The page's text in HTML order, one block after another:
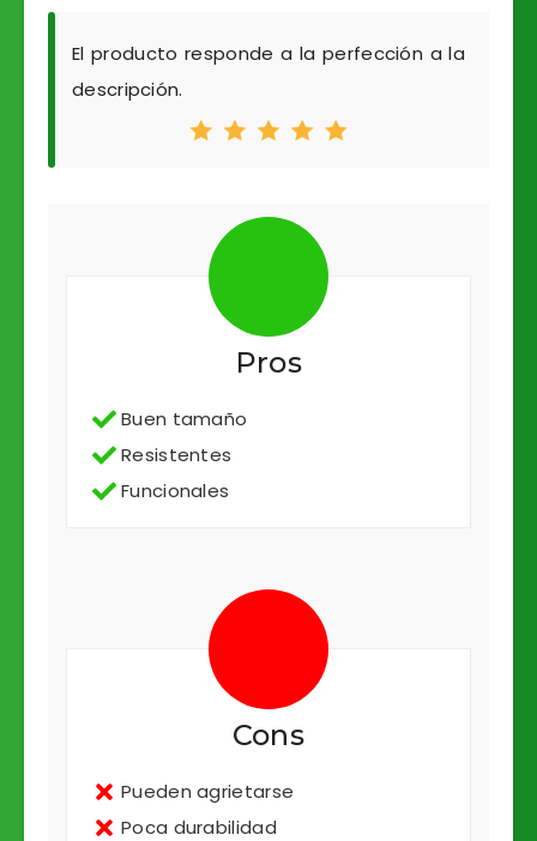
El producto responde a la perfección a la
descripción.
Pros
Buen tamaño
Resistentes
Funcionales
Cons
Pueden agrietarse
Poca durabilidad